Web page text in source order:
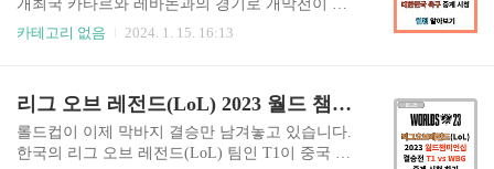
이 있었는지 정확하게 분석하고 알아야겠습니다.
의도된 정보가 아닌 확실한 출처가 있는 정보를 모
론이 아닌 영국의 언론이었습니다. 영국 유명 일간
스포츠 매체 The Sun에서는 ..
개최국 카타르와 레바논과의 경기로 개막전이 치
러졌습니다. 어제는 우승 유력 후보인 일본이 베트
컵 대한민국 경기 중계 시청은 언제 어디서 하는지
알아보겠습니다. 아시안컵 대한민국 경기 중계 시
청 방법 대한민국 경기의 첫 번째 일정은 바로 오늘
카테고리 없음 2024. 1. 15. 16:13
리그 오브 레전드(LoL) 2023 월드 챔피언십:롤드컵 결승 중계 및 준결승 하이라이트 다시 보기
롤드컵이 이제 막바지 결승만 남겨놓고 있습니다.
한국의 리그 오브 레전드(LoL) 팀인 T1이 중국 징